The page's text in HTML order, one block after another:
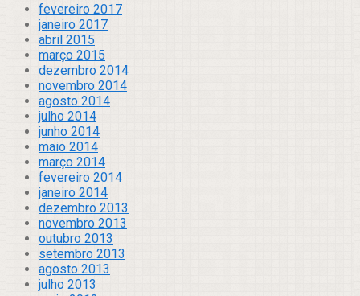
fevereiro 2017
janeiro 2017
abril 2015
março 2015
dezembro 2014
novembro 2014
agosto 2014
julho 2014
junho 2014
maio 2014
março 2014
fevereiro 2014
janeiro 2014
dezembro 2013
novembro 2013
outubro 2013
setembro 2013
agosto 2013
julho 2013